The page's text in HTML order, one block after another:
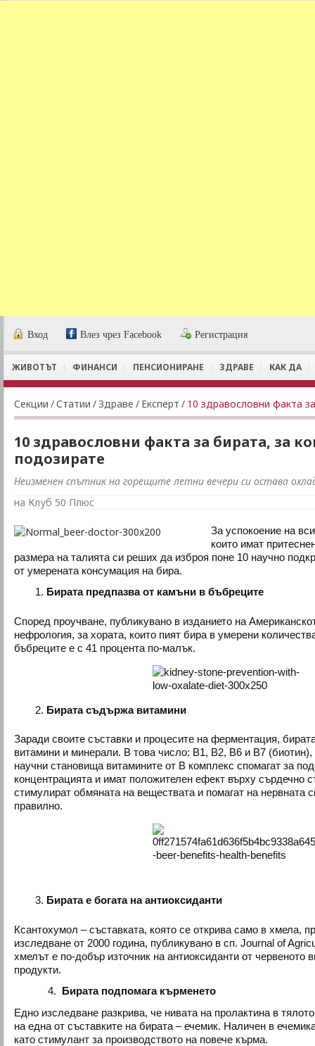
Вход Влез чрез Facebook Регистрация
ЖИВОТЪТ ФИНАНСИ ПЕНСИОНИРАНЕ ЗДРАВЕ КАК ДА
Секции /Статии / Здраве / Експерт / 10 здравословни факта
10 здравословни факта за бирата, за
подозирате
Неизменен спътник на горещите летни вечери си остава
на Клуб 50 Плюс
За успокоение на
които имат
размера на талията си реших да изброя поне 10 научно
от умерената консумация на бира.
Бирата предпазва от камъни в бъбреците
Според проучване, публикувано в изданието на
нефрология, за хората, които пият бира в умерени
бъбреците е с 41 процента по-малък.
Бирата съдържа витамини
Заради своите съставки и процесите на ферментация,
витамини и минерали. В това число: B1, B2, B6 и B7
научни становища витамините от В комплекс спомагат за
концентрацията и имат положителен ефект върху сърдечно
стимулират обмяната на веществата и помагат на нервната
правилно.
Бирата е богата на антиоксиданти
Ксантохумол – съставката, която се открива само в хмела,
изследване от 2000 година, публикувано в сп. Journal of
хмелът е по-добър източник на антиоксиданти от червеното
продукти.
4. Бирата подпомага кърменето
Едно изследване разкрива, че нивата на пролактина в
на една от съставките на бирата – ечемик. Наличен в
като стимулант за производството на повече кърма.